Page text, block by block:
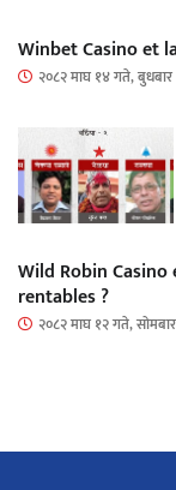
Winbet Casino et
२०८२ माघ १४ गते, बुधबार
Wild Robin
rentables ?
२०८२ माघ १२ गते, सोमबार